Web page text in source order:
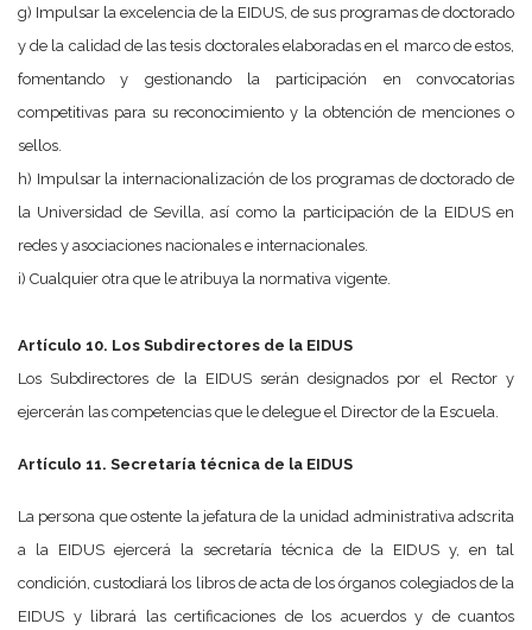
g) Impulsar la excelencia de la EIDUS, de sus programas de doctorado
y de la calidad de las tesis doctorales elaboradas en el marco de estos,
fomentando y gestionando la participación en convocatorias
competitivas para su reconocimiento y la obtención de menciones o
sellos.
h) Impulsar la internacionalización de los programas de doctorado de
la Universidad de Sevilla, así como la participación de la EIDUS en
redes y asociaciones nacionales e internacionales.
i) Cualquier otra que le atribuya la normativa vigente.
Artículo 10. Los Subdirectores de la EIDUS
Los Subdirectores de la EIDUS serán designados por el Rector y
ejercerán las competencias que le delegue el Director de la Escuela.
Artículo 11. Secretaría técnica de la EIDUS
La persona que ostente la jefatura de la unidad administrativa adscrita
a la EIDUS ejercerá la secretaría técnica de la EIDUS y, en tal
condición, custodiará los libros de acta de los órganos colegiados de la
EIDUS y librará las certificaciones de los acuerdos y de cuantos